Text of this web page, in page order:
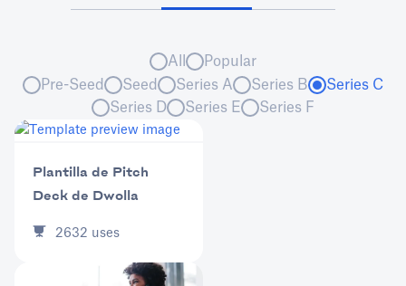
All
Popular
Pre-Seed
Seed Series A Series B
Series C
Series D
Series E Series F
Plantilla de Pitch
Deck de Dwolla
2632 uses